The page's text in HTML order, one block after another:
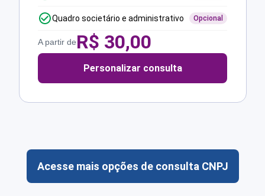
Quadro societário e administrativo Opcional
A partir deR$ 30,00
Personalizar consulta
Acesse mais opções de consulta CNPJ